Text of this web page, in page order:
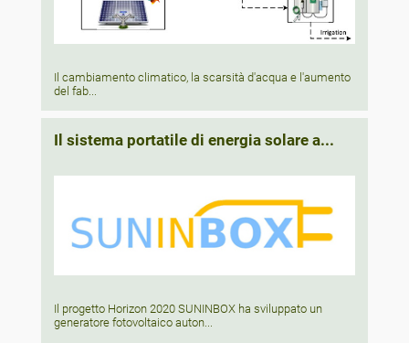
Il cambiamento climatico, la scarsità d'acqua e l'aumento
del fab...
Il sistema portatile di energia solare a...
Il progetto Horizon 2020 SUNINBOX ha sviluppato un
generatore fotovoltaico auton...